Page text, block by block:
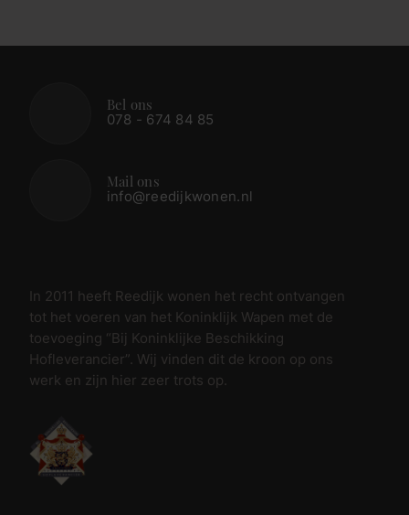
Bel ons
078 - 674 84 85
Mail ons
info@reedijkwonen.nl
In 2011 heeft Reedijk wonen het recht ontvangen
tot het voeren van het Koninklijk Wapen met de
toevoeging “Bij Koninklijke Beschikking
Hofleverancier”. Wij vinden dit de kroon op ons
werk en zijn hier zeer trots op.